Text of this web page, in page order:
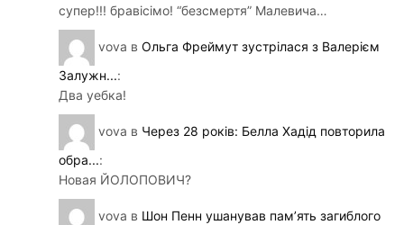
супер!!! бравісімо! “безсмертя” Малевича…
vova в Ольга Фреймут зустрілася з Валерієм
Залужн...:
Два уебка!
vova в Через 28 років: Белла Хадід повторила
обра...:
Новая ЙОЛОПОВИЧ?
vova в Шон Пенн ушанував пам’ять загиблого